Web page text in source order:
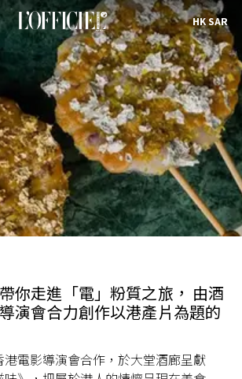
HK SAR
你走進「電」粉質之旅， 由酒
演會合力創作以港產片為題的
電影導演會合作，於大堂酒廊呈獻